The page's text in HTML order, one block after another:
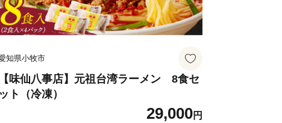
知県小牧市
【味仙八事店】元祖台湾ラーメン 8食セ
ット（冷凍）
29,000円